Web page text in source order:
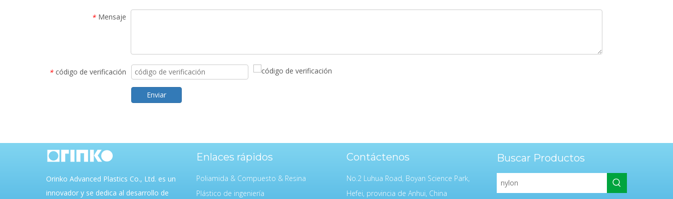
* Mensaje
* código de verificación
Enviar
Orinko Advanced Plastics Co., Ltd. es un
innovador y se dedica al desarrollo de
Enlaces rápidos
Poliamida & Compuesto & Resina
Plástico de ingeniería
Contáctenos
No.2 Luhua Road, Boyan Science Park,
Hefei, provincia de Anhui, China
Buscar Productos